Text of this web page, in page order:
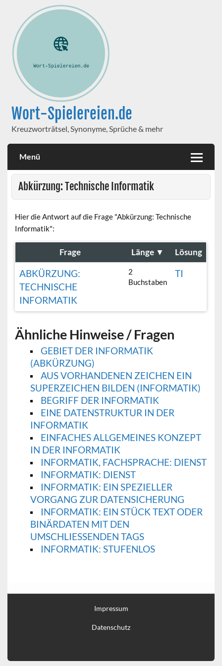
Wort-Spielereien.de
Kreuzworträtsel, Synonyme, Sprüche & mehr
Menü
Abkürzung: Technische Informatik
Hier die Antwort auf die Frage "Abkürzung: Technische
Informatik":
Frage Länge ▼ Lösung
ABKÜRZUNG:
TECHNISCHE
INFORMATIK
2
Buchstaben
TI
Ähnliche Hinweise / Fragen
GEBIET DER INFORMATIK
(ABKÜRZUNG)
AUS VORHANDENEN ZEICHEN EIN
SUPERZEICHEN BILDEN (INFORMATIK)
BEGRIFF DER INFORMATIK
EINE DATENSTRUKTUR IN DER
INFORMATIK
EINFACHES ALLGEMEINES KONZEPT
IN DER INFORMATIK
INFORMATIK, FACHSPRACHE: DIENST
INFORMATIK: DIENST
INFORMATIK: EIN SPEZIELLER
VORGANG ZUR DATENSICHERUNG
INFORMATIK: EIN STÜCK TEXT ODER
BINÄRDATEN MIT DEN
UMSCHLIESSENDEN TAGS
INFORMATIK: STUFENLOS
Impressum
Datenschutz